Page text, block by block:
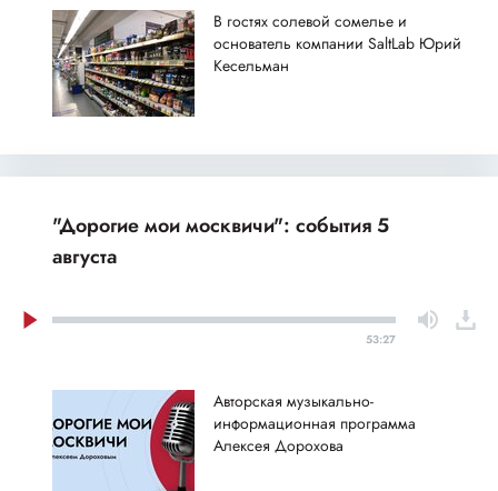
В гостях солевой сомелье и
основатель компании SaltLab Юрий
Кесельман
"Дорогие мои москвичи": события 5
августа
53:27
Авторская музыкально-
информационная программа
Алексея Дорохова